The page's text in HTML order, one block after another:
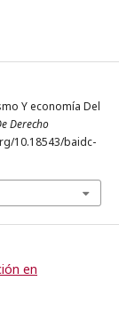
Y economía Del
Derecho
10.18543/baidc-
en